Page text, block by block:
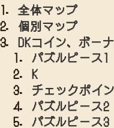
全体マップ
個別マップ
DKコイン、ボー
パズルピース1
K
チェックポイ
パズルピース2
パズルピース3